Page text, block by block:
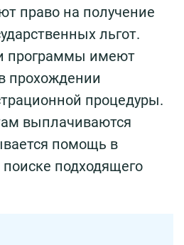
право на получение
льгот.
программы имеют
прохождении
процедуры.
выплачиваются
помощь в
поиске подходящего